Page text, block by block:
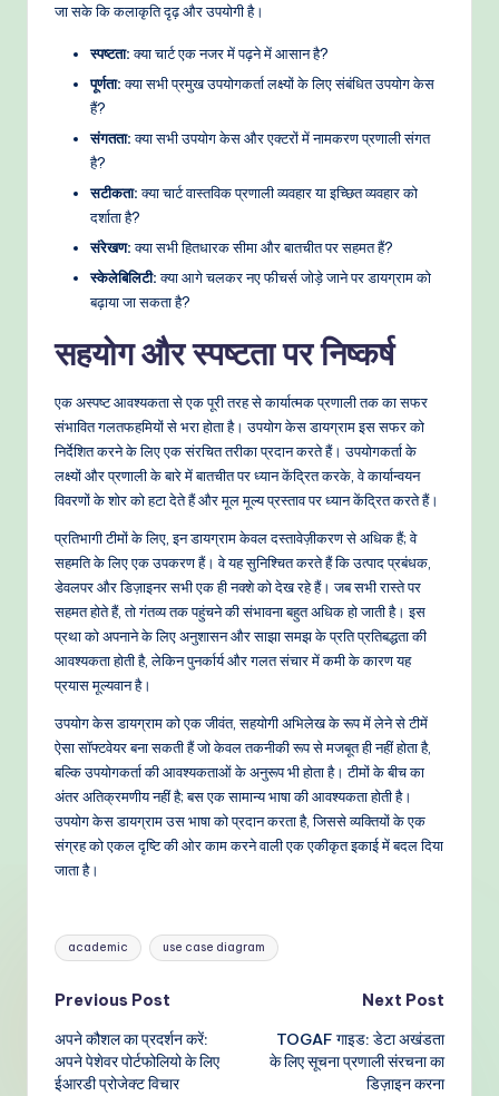
जा सके कि कलाकृति दृढ़ और उपयोगी है।
स्पष्टता:क्या चार्ट एक नजर में पढ़ने में आसान है?
पूर्णता:क्या सभी प्रमुख उपयोगकर्ता लक्ष्यों के लिए संबंधित उपयोग केस
हैं?
संगतता:क्या सभी उपयोग केस और एक्टरों में नामकरण प्रणाली संगत
है?
सटीकता:क्या चार्ट वास्तविक प्रणाली व्यवहार या इच्छित व्यवहार को
दर्शाता है?
संरेखण:क्या सभी हितधारक सीमा और बातचीत पर सहमत हैं?
स्केलेबिलिटी:क्या आगे चलकर नए फीचर्स जोड़े जाने पर डायग्राम को
बढ़ाया जा सकता है?
सहयोग और स्पष्टता पर निष्कर्ष
एक अस्पष्ट आवश्यकता से एक पूरी तरह से कार्यात्मक प्रणाली तक का सफर
संभावित गलतफहमियों से भरा होता है। उपयोग केस डायग्राम इस सफर को
निर्देशित करने के लिए एक संरचित तरीका प्रदान करते हैं। उपयोगकर्ता के
लक्ष्यों और प्रणाली के बारे में बातचीत पर ध्यान केंद्रित करके, वे कार्यान्वयन
विवरणों के शोर को हटा देते हैं और मूल मूल्य प्रस्ताव पर ध्यान केंद्रित करते हैं।
प्रतिभागी टीमों के लिए, इन डायग्राम केवल दस्तावेज़ीकरण से अधिक हैं; वे
सहमति के लिए एक उपकरण हैं। वे यह सुनिश्चित करते हैं कि उत्पाद प्रबंधक,
डेवलपर और डिज़ाइनर सभी एक ही नक्शे को देख रहे हैं। जब सभी रास्ते पर
सहमत होते हैं, तो गंतव्य तक पहुंचने की संभावना बहुत अधिक हो जाती है। इस
प्रथा को अपनाने के लिए अनुशासन और साझा समझ के प्रति प्रतिबद्धता की
आवश्यकता होती है, लेकिन पुनर्कार्य और गलत संचार में कमी के कारण यह
प्रयास मूल्यवान है।
उपयोग केस डायग्राम को एक जीवंत, सहयोगी अभिलेख के रूप में लेने से टीमें
ऐसा सॉफ्टवेयर बना सकती हैं जो केवल तकनीकी रूप से मजबूत ही नहीं होता है,
बल्कि उपयोगकर्ता की आवश्यकताओं के अनुरूप भी होता है। टीमों के बीच का
अंतर अतिक्रमणीय नहीं है; बस एक सामान्य भाषा की आवश्यकता होती है।
उपयोग केस डायग्राम उस भाषा को प्रदान करता है, जिससे व्यक्तियों के एक
संग्रह को एकल दृष्टि की ओर काम करने वाली एक एकीकृत इकाई में बदल दिया
जाता है।
Tags:
academic use case diagram
Post
navigation
Previous Post
अपने कौशल का प्रदर्शन करें:
अपने पेशेवर पोर्टफोलियो के लिए
ईआरडी प्रोजेक्ट विचार
Next Post
TOGAF गाइड: डेटा अखंडता
के लिए सूचना प्रणाली संरचना का
डिज़ाइन करना